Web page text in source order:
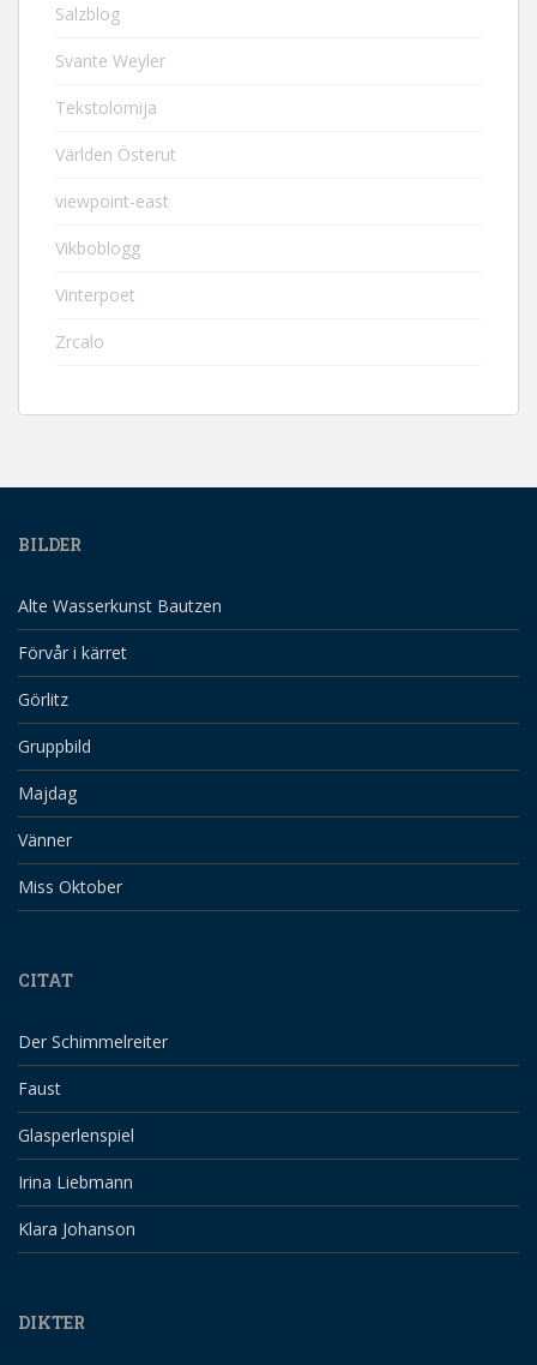
Salzblog
Svante Weyler
Tekstolomija
Världen Österut
viewpoint-east
Vikboblogg
Vinterpoet
Zrcalo
BILDER
Alte Wasserkunst Bautzen
Förvår i kärret
Görlitz
Gruppbild
Majdag
Vänner
Miss Oktober
CITAT
Der Schimmelreiter
Faust
Glasperlenspiel
Irina Liebmann
Klara Johanson
DIKTER